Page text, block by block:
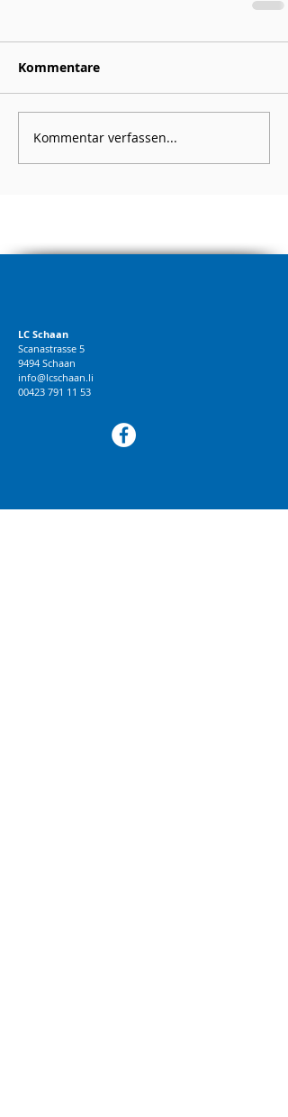
Kommentare
Kommentar verfassen...
LC Schaan
Scanastrasse 5
9494 Schaan
info@lcschaan.li
00423 791 11 53